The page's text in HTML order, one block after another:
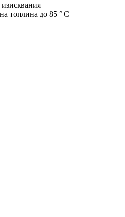
изисквания
топлина до 85 ° C